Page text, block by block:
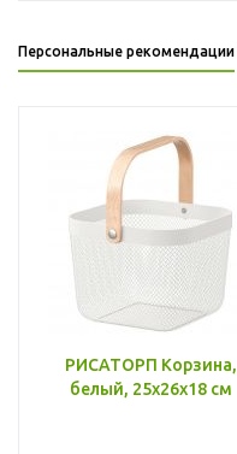
Персональные рекомендации
РИСАТОРП Корзина,
белый, 25x26x18 см